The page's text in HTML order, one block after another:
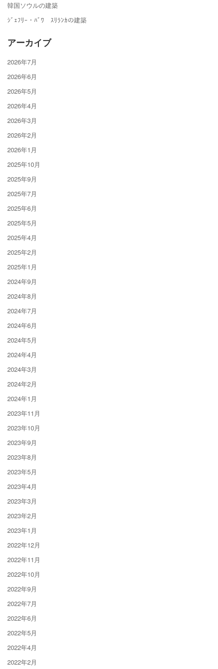
韓国ソウルの建築
ｼﾞｪﾌﾘｰ・ﾊﾞﾜ ｽﾘﾗﾝｶの建築
アーカイブ
2026年7月
2026年6月
2026年5月
2026年4月
2026年3月
2026年2月
2026年1月
2025年10月
2025年9月
2025年7月
2025年6月
2025年5月
2025年4月
2025年2月
2025年1月
2024年9月
2024年8月
2024年7月
2024年6月
2024年5月
2024年4月
2024年3月
2024年2月
2024年1月
2023年11月
2023年10月
2023年9月
2023年8月
2023年5月
2023年4月
2023年3月
2023年2月
2023年1月
2022年12月
2022年11月
2022年10月
2022年9月
2022年7月
2022年6月
2022年5月
2022年4月
2022年2月